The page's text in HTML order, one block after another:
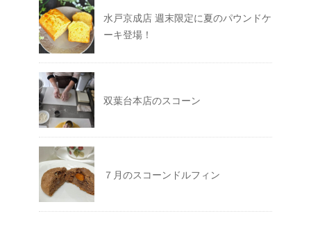
水戸京成店 週末限定に夏のパウンドケ
ーキ登場！
双葉台本店のスコーン
７月のスコーンドルフィン